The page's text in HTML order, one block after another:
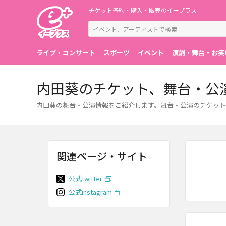
チケット予約・購入・販売のイープラス
ライブ・コンサート スポーツ イベント 演劇・舞台・お笑
内田葵のチケット、舞台・公
内田葵の舞台・公演情報をご紹介します。舞台・公演のチケッ
関連ページ・サイト
公式twitter
公式instagram